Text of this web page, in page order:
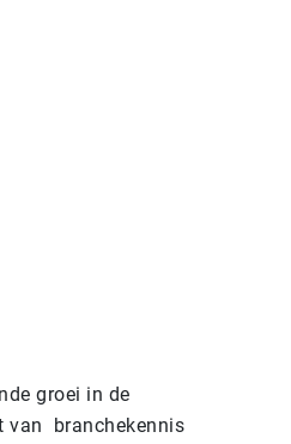
groei in de
van branchekennis